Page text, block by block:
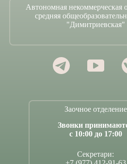
Автономная некоммерческая
средняя
"Димитриевская"
Заочное отделение
Звонки
с 10:00 до 17:00
Секретари: